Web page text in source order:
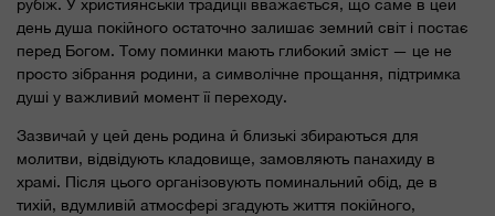
рубіж. У християнській традиції вважається, що саме в цей
день душа покійного остаточно залишає земний світ і постає
перед Богом. Тому поминки мають глибокий зміст — це не
просто зібрання родини, а символічне прощання, підтримка
душі у важливий момент її переходу.
Зазвичай у цей день родина й близькі збираються для
молитви, відвідують кладовище, замовляють панахиду в
храмі. Після цього організовують поминальний обід, де в
тихій, вдумливій атмосфері згадують життя покійного,